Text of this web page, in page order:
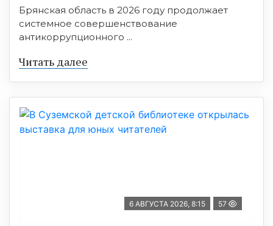
Брянская область в 2026 году продолжает
системное совершенствование
антикоррупционного ...
Читать далее
6 АВГУСТА 2026, 8:15 57